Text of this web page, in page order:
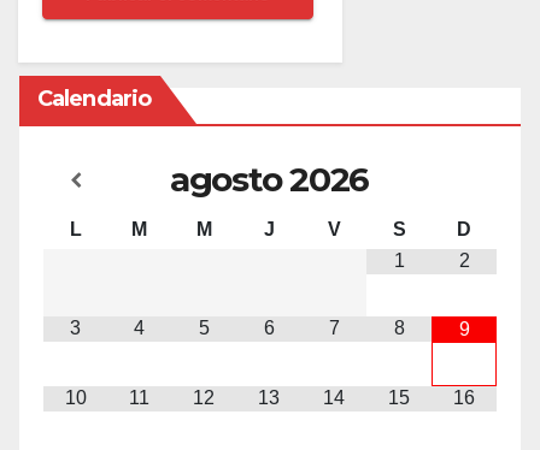
Calendario
agosto2026
L M M J V S
D
1
2
3 4 5 6 7 8 9
10 11 12 13 14 15 16